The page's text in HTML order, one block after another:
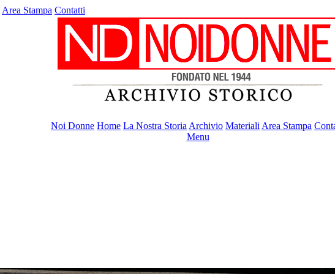
Area Stampa Contatti
Noi Donne Home La Nostra Storia Archivio Materiali Area Stampa
Menu